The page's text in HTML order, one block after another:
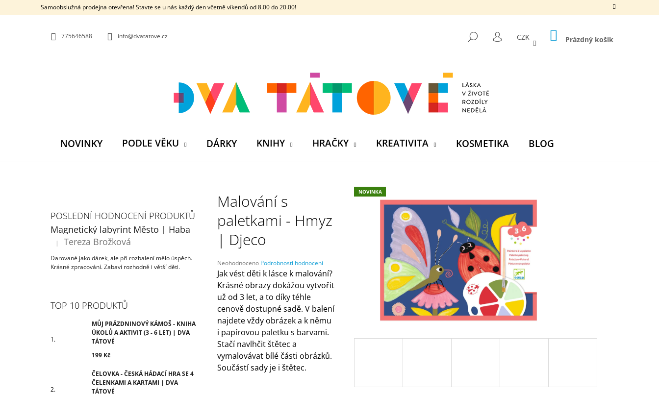
Samoobslužná prodejna otevřena! Stavte se u nás každý den včetně víkendů od 8.00 do 20.00!
775646588 info@dvatatove.cz HLEDAT
PŘIHLÁŠENÍ
CZK NÁKUPNÍ
KOŠÍK
Prázdný košík
NOVINKY PODLE VĚKU DÁRKY KNIHY HRAČKY KREATIVITA KOSMETIKA BLOG
POSLEDNÍ HODNOCENÍ PRODUKTŮ
Magnetický labyrint Město | Haba
Hodnocení produktu je 5 z 5 hvězdiček.
| Tereza Brožková
Darované jako dárek, ale při rozbalení mělo úspěch.
Krásné zpracování. Zabaví rozhodně i větší děti.
TOP 10 PRODUKTŮ
MŮJ PRÁZDNINOVÝ KÁMOŠ - KNIHA
ÚKOLŮ A AKTIVIT (3 - 6 LET) | DVA
TÁTOVÉ
199 Kč
ČELOVKA - ČESKÁ HÁDACÍ HRA SE 4
ČELENKAMI A KARTAMI | DVA
TÁTOVÉ
Malování s
paletkami - Hmyz
| Djeco
Průměrné
hodnocení
produktu
je
0,0
z
hvězdiček.
Neohodnoceno Podrobnosti hodnocení
NOVINKA
Jak vést děti k lásce k malování?
Krásné obrazy dokážou vytvořit
už od 3 let, a to díky téhle
cenově dostupné sadě. V balení
najdete vždy obrázek a k němu
i papírovou paletku s barvami.
Stačí navlhčit štětec a
vymalovávat bílé části obrázků.
Součástí sady je i štětec.
O
HLEDAT
MŮJ PRÁZDNINOVÝ KÁMOŠ - KNIHA
ÚKOLŮ A AKTIVIT (3 - 6 LET) | DVA
TÁTOVÉ
199 Kč
ČELOVKA - ČESKÁ HÁDACÍ HRA SE 4
ČELENKAMI A KARTAMI | DVA TÁTOVÉ
499 Kč
SILIKONOVÁ VODNÍ BOMBA -
ORANŽOVÁ (ZNOVUPOUŽITELNÁ)|
MÁMY V REJŽI
55 Kč